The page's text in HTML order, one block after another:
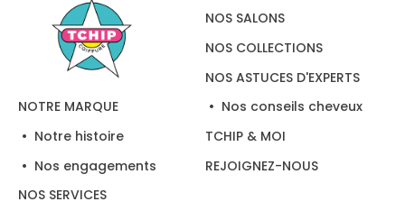
NOTRE MARQUE
Notre histoire
Nos engagements
NOS SERVICES
NOS SALONS
NOS COLLECTIONS
NOS ASTUCES D'EXPERTS
Nos conseils cheveux
TCHIP & MOI
REJOIGNEZ-NOUS